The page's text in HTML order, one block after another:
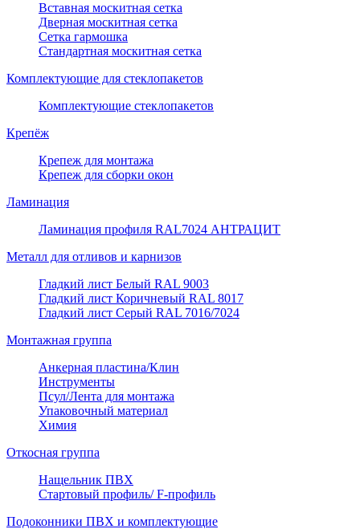
Вставная москитная сетка
Дверная москитная сетка
Сетка гармошка
Стандартная москитная сетка
Комплектующие для стеклопакетов
Комплектующие стеклопакетов
Крепёж
Крепеж для монтажа
Крепеж для сборки окон
Ламинация
Ламинация профиля RAL7024 АНТРАЦИТ
Металл для отливов и карнизов
Гладкий лист Белый RAL 9003
Гладкий лист Коричневый RAL 8017
Гладкий лист Серый RAL 7016/7024
Монтажная группа
Анкерная пластина/Клин
Инструменты
Псул/Лента для монтажа
Упаковочный материал
Химия
Откосная группа
Нащельник ПВХ
Стартовый профиль/ F-профиль
Подоконники ПВХ и комплектующие